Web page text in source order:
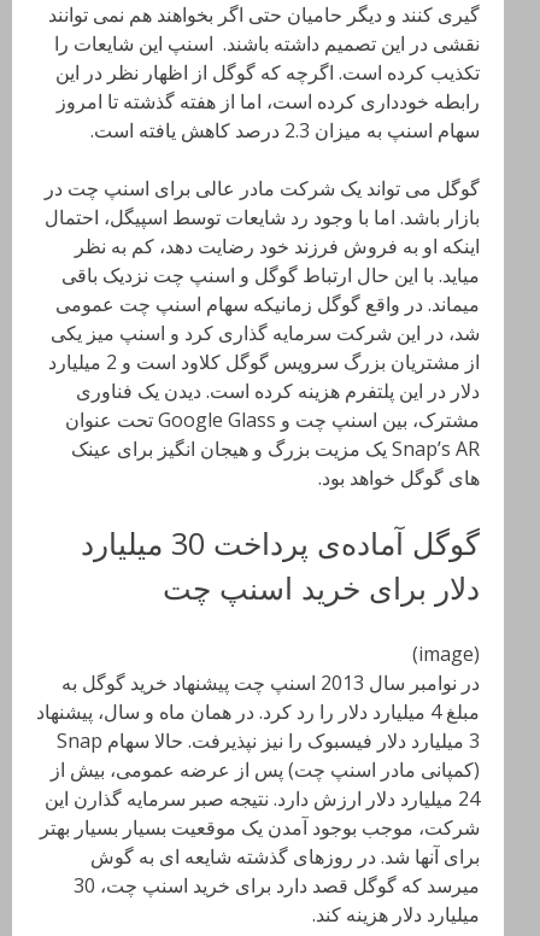
گیری کنند و دیگر حامیان حتی اگر بخواهند هم نمی توانند
نقشی در این تصمیم داشته باشند. اسنپ این شایعات را
تکذیب کرده است. اگرچه که گوگل از اظهار نظر در این
رابطه خودداری کرده است، اما از هفته گذشته تا امروز
سهام اسنپ به میزان 2.3 درصد کاهش یافته است.
گوگل می تواند یک شرکت مادر عالی برای اسنپ چت در
بازار باشد. اما با وجود رد شایعات توسط اسپیگل، احتمال
اینکه او به فروش فرزند خود رضایت دهد، کم به نظر
میاید. با این حال ارتباط گوگل و اسنپ چت نزدیک باقی
میماند. در واقع گوگل زمانیکه سهام اسنپ چت عمومی
شد، در این شرکت سرمایه گذاری کرد و اسنپ میز یکی
از مشتریان بزرگ سرویس گوگل کلاود است و 2 میلیارد
دلار در این پلتفرم هزینه کرده است. دیدن یک فناوری
مشترک، بین اسنپ چت و Google Glass تحت عنوان
Snap’s AR یک مزیت بزرگ و هیجان انگیز برای عینک
های گوگل خواهد بود.
گوگل آماده‌ی پرداخت 30 میلیارد
دلار برای خرید اسنپ چت
(image)
در نوامبر سال 2013 اسنپ چت پیشنهاد خرید گوگل به
مبلغ 4 میلیارد دلار را رد کرد. در همان ماه و سال، پیشنهاد
3 میلیارد دلار فیسبوک را نیز نپذیرفت. حالا سهام Snap
(کمپانی مادر اسنپ چت) پس از عرضه عمومی، بیش از
24 میلیارد دلار ارزش دارد. نتیجه صبر سرمایه گذارن این
شرکت، موجب بوجود آمدن یک موقعیت بسیار بسیار بهتر
برای آنها شد. در روزهای گذشته شایعه ای به گوش
میرسد که گوگل قصد دارد برای خرید اسنپ چت، 30
میلیارد دلار هزینه کند.